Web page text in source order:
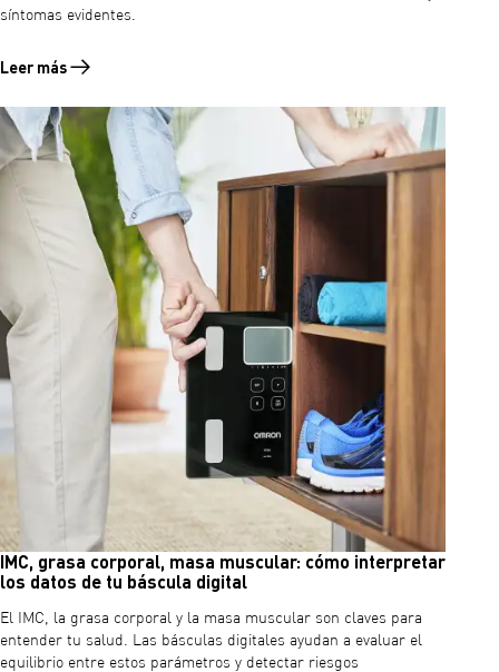
síntomas evidentes.
Leer más
Leer más sobre La importancia de la monitorización del ECG para
IMC, grasa corporal, masa muscular: cómo interpretar
los datos de tu báscula digital
El IMC, la grasa corporal y la masa muscular son claves para
entender tu salud. Las básculas digitales ayudan a evaluar el
equilibrio entre estos parámetros y detectar riesgos